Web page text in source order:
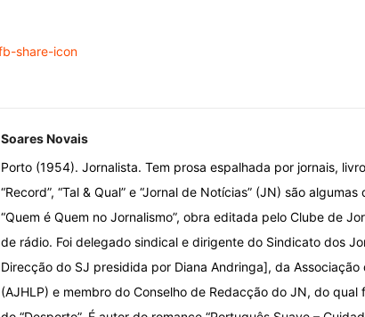
Soares Novais
Porto (1954). Jornalista. Tem prosa espalhada por jornais,
“Record”, “Tal & Qual” e “Jornal de Notícias” (JN) são
“Quem é Quem no Jornalismo”, obra editada pelo Clube de
de rádio. Foi delegado sindical e dirigente do Sindicato dos
Direcção do SJ presidida por Diana Andringa], da
(AJHLP) e membro do Conselho de Redacção do JN, do